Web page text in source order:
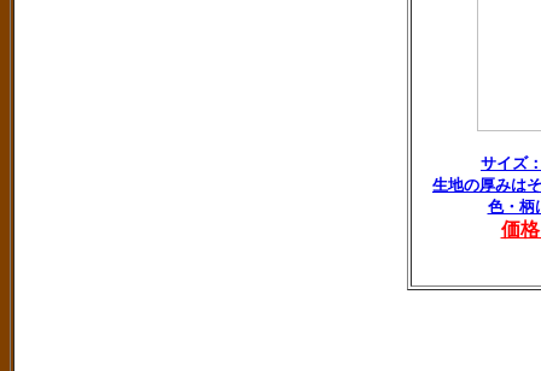
サイズ
生地の厚みは
色・柄
価